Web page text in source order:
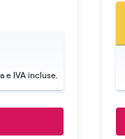
e IVA incluse.